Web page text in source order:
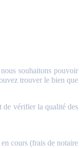
souhaitons pouvoir
trouver le bien que
de vérifier la qualité des
cours (frais de notaire